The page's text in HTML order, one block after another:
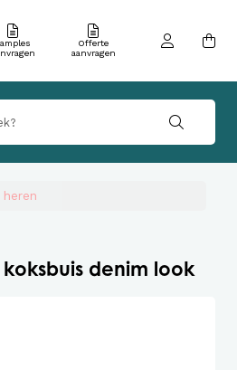
Offerte
aanvragen
heren
denim look